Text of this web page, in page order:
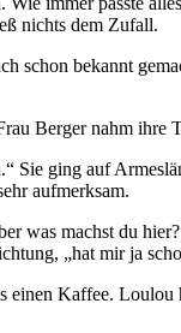
nichts dem Zufall.
schon bekannt
Berger nahm ihre
Sie ging auf
aufmerksam.
was machst du
„hat mir ja
einen Kaffee. Loulou